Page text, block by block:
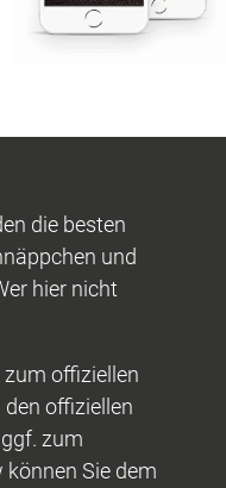
die besten
und
hier nicht
offiziellen
offiziellen
zum
Sie dem